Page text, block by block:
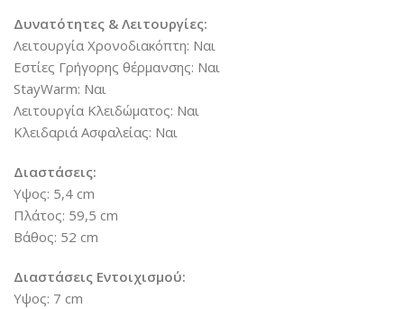
Δυνατότητες & Λειτουργίες:
Λειτουργία Χρονοδιακόπτη: Ναι
Εστίες Γρήγορης θέρμανσης: Ναι
StayWarm: Ναι
Λειτουργία Κλειδώματος: Ναι
Κλειδαριά Ασφαλείας: Ναι
Διαστάσεις:
Υψος: 5,4 cm
Πλάτος: 59,5 cm
Βάθος: 52 cm
Διαστάσεις Εντοιχισμού:
Υψος: 7 cm